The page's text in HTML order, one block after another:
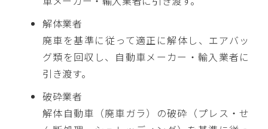
解体業者
廃車を基準に従って適正に解体し、エアバッ
グ類を回収し、自動車メーカー・輸入業者に
引き渡す。
破砕業者
解体自動車（廃車ガラ）の破砕（プレス・せ